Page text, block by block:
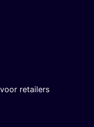
retailers